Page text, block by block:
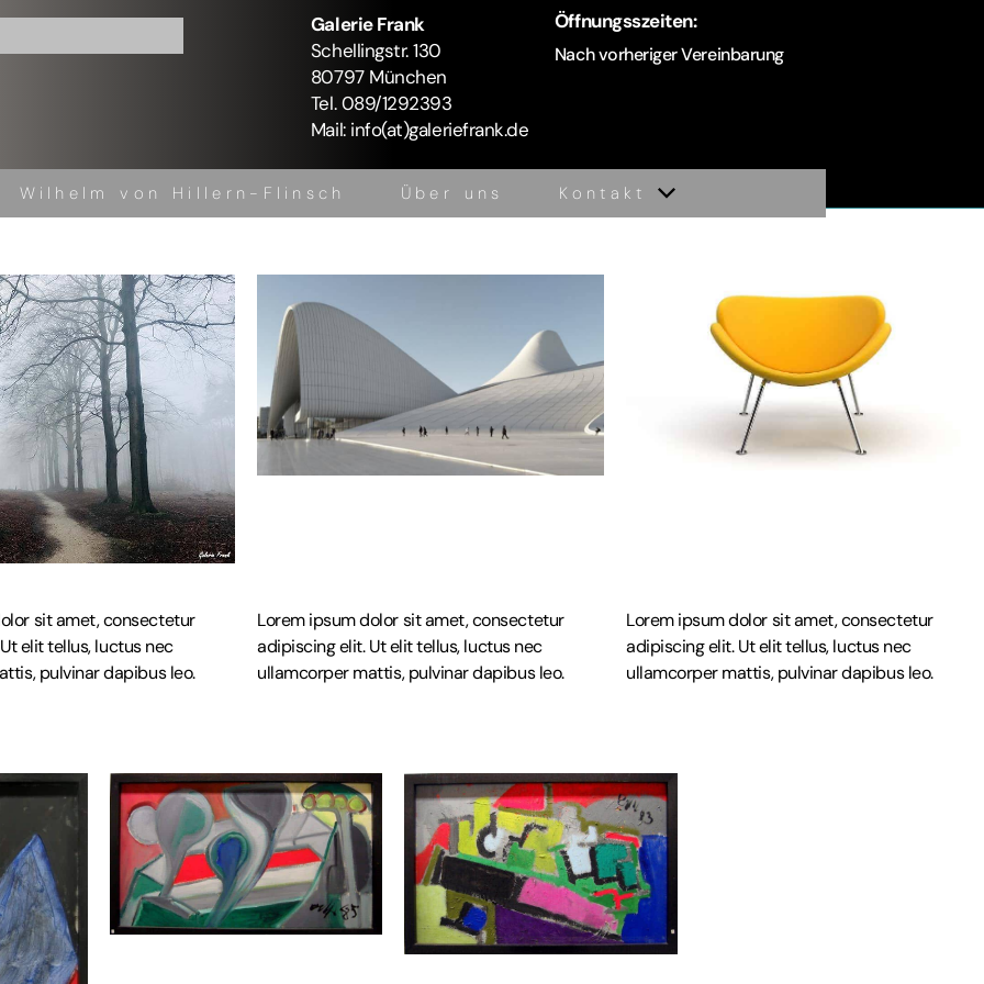
Galerie Frank
Schellingstr. 130
80797 München
Tel. 089/1292393
Mail: info(at)galeriefrank.de
Öffnungsszeiten:
Nach vorheriger Vereinbarung
Wilhelm von Hillern-Flinsch Über uns Kontakt
SENDEN
sit amet, consectetur
elit tellus, luctus nec
pulvinar dapibus leo.
Lorem ipsum dolor sit amet, consectetur
adipiscing elit. Ut elit tellus, luctus nec
ullamcorper mattis, pulvinar dapibus leo.
Lorem ipsum dolor sit amet, consectetur
adipiscing elit. Ut elit tellus, luctus nec
ullamcorper mattis, pulvinar dapibus leo.